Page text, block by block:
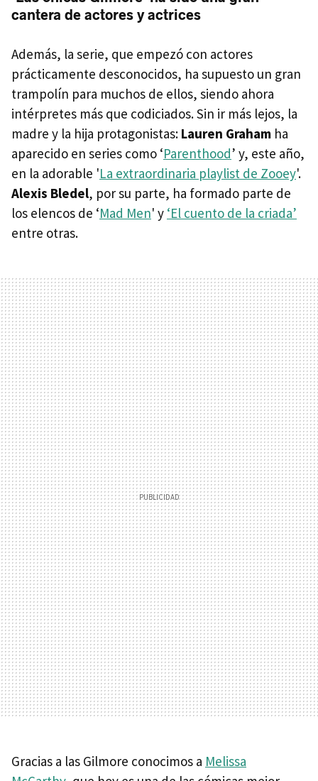
cantera de actores y actrices
Además, la serie, que empezó con actores
prácticamente desconocidos, ha supuesto un gran
trampolín para muchos de ellos, siendo ahora
intérpretes más que codiciados. Sin ir más lejos, la
madre y la hija protagonistas: Lauren Graham ha
aparecido en series como ‘Parenthood’ y, este año,
en la adorable 'La extraordinaria playlist de Zooey'.
Alexis Bledel, por su parte, ha formado parte de
los elencos de ‘Mad Men' y ‘El cuento de la criada’
entre otras.
Gracias a las Gilmore conocimos a Melissa